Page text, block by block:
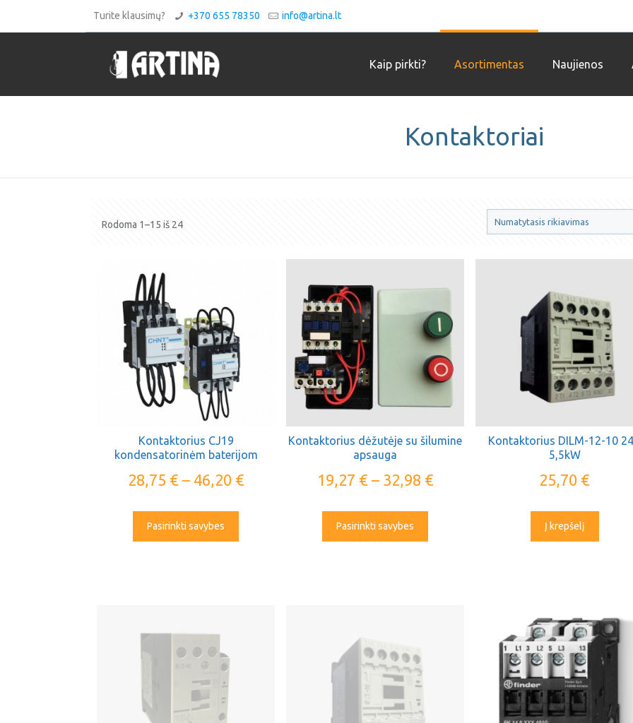
Turite klausimų? +370 655 78350 info@artina.lt
Kaip pirkti? Asortimentas Naujienos
Kontaktoriai
Rodoma 1–15 iš 24
Kontaktorius CJ19
kondensatorinėm baterijom
28,75 € – 46,20 €
Pasirinkti savybes
Kontaktorius dėžutėje su šilumine
apsauga
19,27 € – 32,98 €
Pasirinkti savybes
Kontaktorius DILM-12-10
5,5kW
25,70 €
Į krepšelį